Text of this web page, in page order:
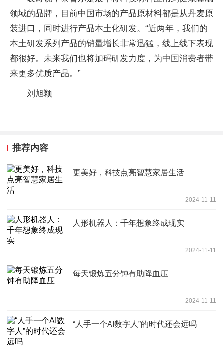
领域的品牌，目前中国市场的产品原材料都是从丹麦原
装进口，同时进行产品本土化研发。“近两年，我们的
本土研发系列产品的销量增长非常迅猛，线上线下表现
都很好。未来我们也将加码研发力度，为中国消费者带
来更多优质产品。”
刘旭颖
推荐内容
更美好，科技点亮智慧家居生活
2024-11-11
人形机器人：千年想象终成现实
2024-11-11
每天锻炼五分钟有助降血压
2024-11-11
“人手一个AI数字人”的时代还会远吗